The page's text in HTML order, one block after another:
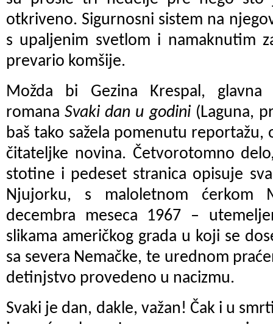
otkriveno. Sigurnosni sistem na
s upaljenim svetlom i namaknutim
prevario komšije.
Možda bi Gezina Krespal, glavna
romanaSvaki dan u godini(Laguna,
baš tako sažela pomenutu reportažu,
čitateljke novina. Četvorotomno
stotine i pedeset stranica opisuje
Njujorku, s maloletnom ćerkom
decembra meseca 1967 –
slikama američkog grada u koji se
sa severa Nemačke, te urednom
detinjstvo provedeno u nacizmu.
Svaki je dan, dakle, važan! Čak i u